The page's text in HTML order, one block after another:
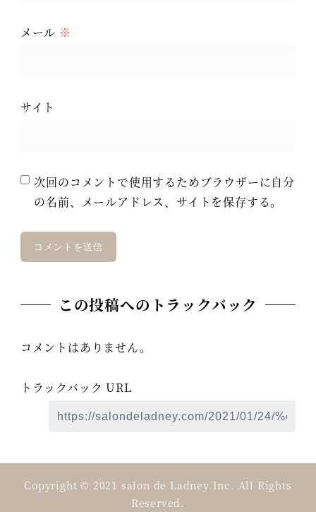
メール ※
サイト
次回のコメントで使用するためブラウザーに自分
の名前、メールアドレス、サイトを保存する。
この投稿へのトラックバック
コメントはありません。
トラックバック URL
Copyright © 2021 salon de Ladney Inc. All Rights
Reserved.